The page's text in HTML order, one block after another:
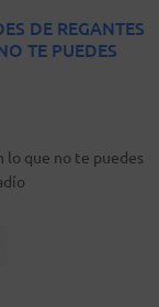
DE REGANTES
TE PUEDES
lo que no te puedes